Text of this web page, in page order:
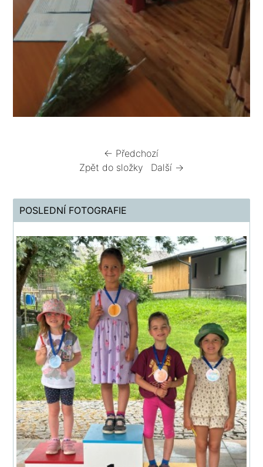
← Předchozí
Zpět do složky
Další →
POSLEDNÍ FOTOGRAFIE